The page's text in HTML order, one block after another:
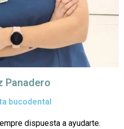
Panadero
bucodental
dispuesta a ayudarte.